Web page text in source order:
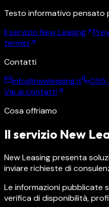
Testo informativo pensato
Il servizio New Leasing
termini
Contatti
info@newleasing.it
095
Vai ai contatti
Cosa offriamo
Il servizio New
New Leasing presenta
inviare richieste di
Le informazioni pubblicate
verifica di disponibilità,